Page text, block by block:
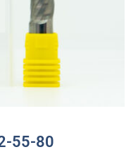
55-80